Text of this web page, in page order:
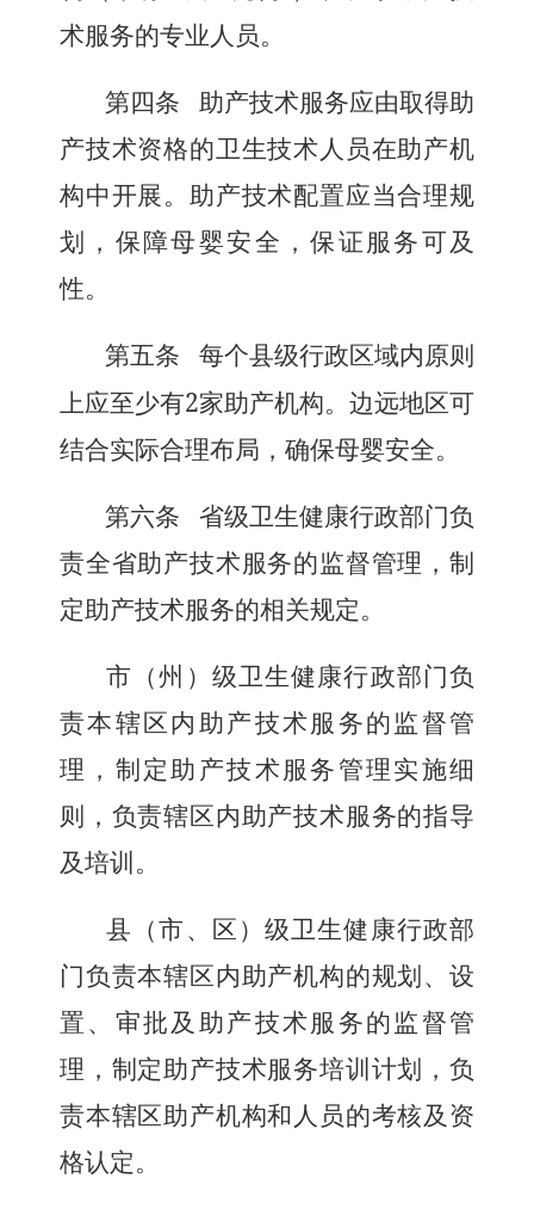
术服务的专业人员。
第四条
助产技术服务应由取得助
产技术资格的卫生技术人员在助产机
构中开展。助产技术配置应当合理规
划，保障母婴安全，保证服务可及
性。
第五条
每个县级行政区域内原则
上应至少有2家助产机构。边远地区可
结合实际合理布局，确保母婴安全。
第六条
省级卫生健康行政部门负
责全省助产技术服务的监督管理，制
定助产技术服务的相关规定。
市（州）级卫生健康行政部门负
责本辖区内助产技术服务的监督管
理，制定助产技术服务管理实施细
则，负责辖区内助产技术服务的指导
及培训。
县（市、区）级卫生健康行政部
门负责本辖区内助产机构的规划、设
置、审批及助产技术服务的监督管
理，制定助产技术服务培训计划，负
责本辖区助产机构和人员的考核及资
格认定。